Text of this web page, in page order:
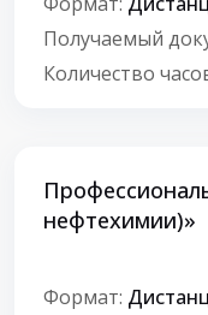
Получаемый
Количество
нефтехимии)»
Формат: